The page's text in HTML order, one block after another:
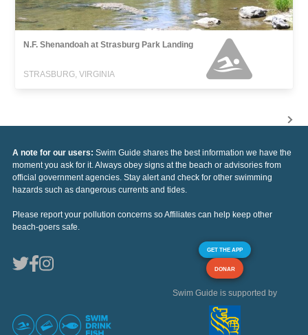
N.F. Shenandoah at Strasburg Park Landing
STRASBURG, VIRGINIA
A note for our users: Swim Guide shares the best information we have the
moment you ask for it. Always obey signs at the beach or advisories from
official government agencies. Stay alert and check for other swimming
hazards such as dangerous currents and tides.
Please report your pollution concerns so Affiliates can help keep other
beach-goers safe.
GET THE APP
DONAR
Swim Guide is supported by